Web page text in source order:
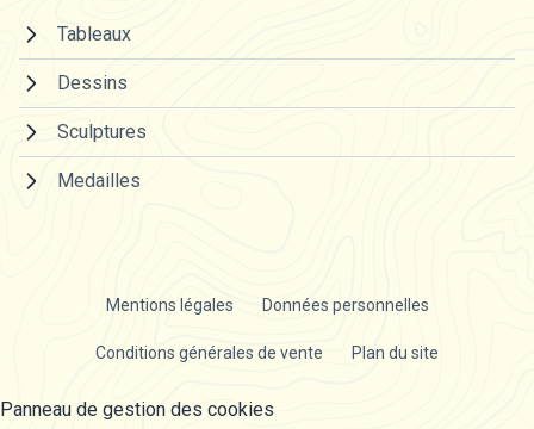
Tableaux
Dessins
Sculptures
Medailles
Mentions légales Données personnelles
Conditions générales de vente Plan du site
Panneau de gestion des cookies